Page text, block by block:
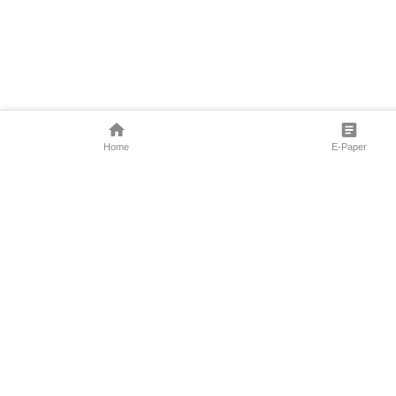
Home E-Paper